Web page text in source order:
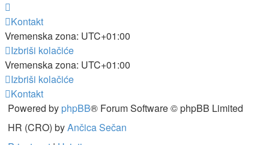
Kontakt
Vremenska zona: UTC+01:00
Izbriši kolačiće
Vremenska zona: UTC+01:00
Izbriši kolačiće
Kontakt
Powered by phpBB® Forum Software © phpBB Limited
HR (CRO) byAnčica Sečan